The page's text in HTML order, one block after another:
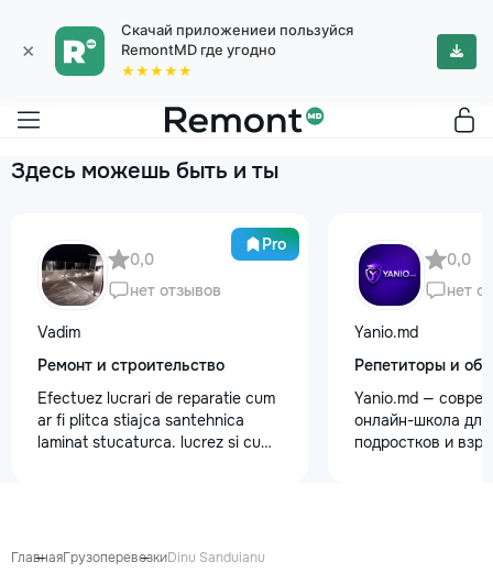
×
Скачай приложениеи пользуйся
RemontMD где угодно
★★★★★
Здесь можешь быть и ты
Pro
0,0
нет отзывов
Vadim
Ремонт и строительство
Efectuez lucrari de reparatie cum
ar fi plitca stiajca santehnica
laminat stucaturca. lucrez si cu
0,0
нет
Yanio.md
Репетиторы и
Yanio.md —
онлайн-школа для
подростков и
ГлавнаяГрузоперевозкиDinu Sanduianu